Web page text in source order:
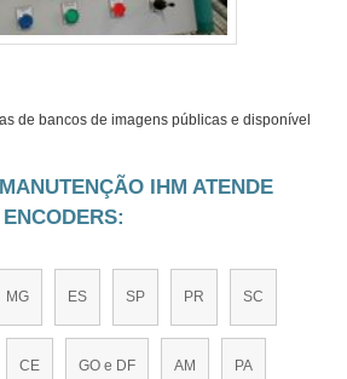
de bancos de imagens públicas e disponível
IHM ATENDE
MG ES SP PR SC
CE GO e DF AM PA